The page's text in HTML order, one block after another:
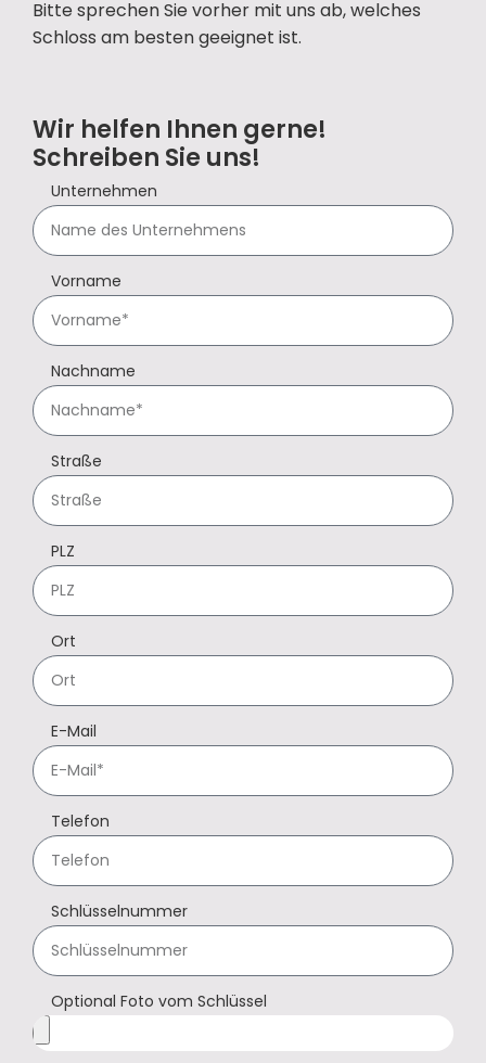
Bitte sprechen Sie vorher mit uns ab, welches
Schloss am besten geeignet ist.
Wir helfen Ihnen gerne!
Schreiben Sie uns!
Unternehmen
Vorname
Nachname
Straße
PLZ
Ort
E-Mail
Telefon
Schlüsselnummer
Optional Foto vom Schlüssel